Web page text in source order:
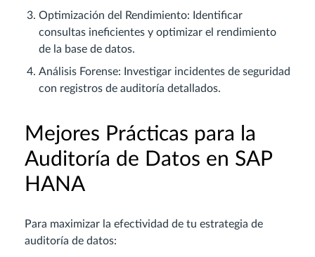
Optimización del Rendimiento: Identificar
consultas ineficientes y optimizar el rendimiento
de la base de datos.
Análisis Forense: Investigar incidentes de seguridad
con registros de auditoría detallados.
Mejores Prácticas para la
Auditoría de Datos en SAP
HANA
Para maximizar la efectividad de tu estrategia de
auditoría de datos: